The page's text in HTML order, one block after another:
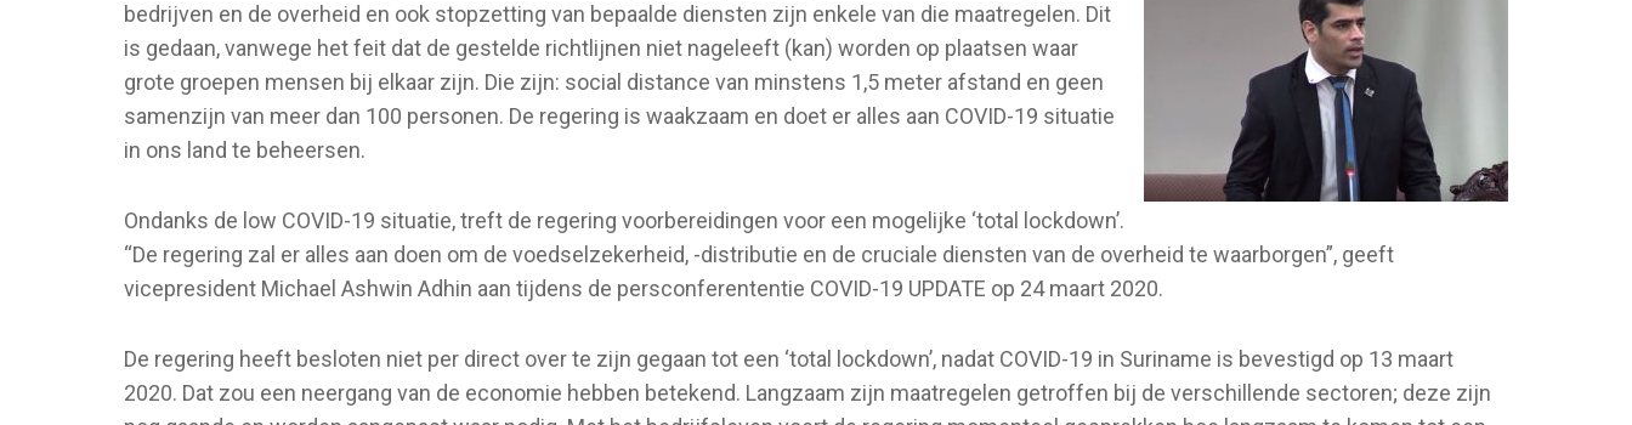
bedrijven en de overheid en ook stopzetting van bepaalde diensten zijn enkele van die maatregelen. Dit
is gedaan, vanwege het feit dat de gestelde richtlijnen niet nageleeft (kan) worden op plaatsen waar
grote groepen mensen bij elkaar zijn. Die zijn: social distance van minstens 1,5 meter afstand en geen
samenzijn van meer dan 100 personen. De regering is waakzaam en doet er alles aan COVID-19 situatie
in ons land te beheersen.
Ondanks de low COVID-19 situatie, treft de regering voorbereidingen voor een mogelijke ‘total lockdown’.
“De regering zal er alles aan doen om de voedselzekerheid, -distributie en de cruciale diensten van de overheid te waarborgen”, geeft
vicepresident Michael Ashwin Adhin aan tijdens de persconferententie COVID-19 UPDATE op 24 maart 2020.
De regering heeft besloten niet per direct over te zijn gegaan tot een ‘total lockdown’, nadat COVID-19 in Suriname is bevestigd op 13 maart
2020. Dat zou een neergang van de economie hebben betekend. Langzaam zijn maatregelen getroffen bij de verschillende sectoren; deze zijn